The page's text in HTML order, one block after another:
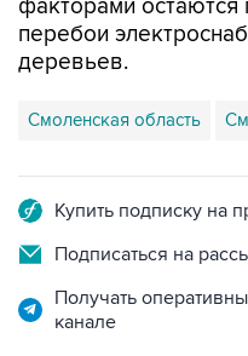
факторами
перебои
деревьев.
Смоленская область
Купить подписку на
Подписаться на
Получать
канале